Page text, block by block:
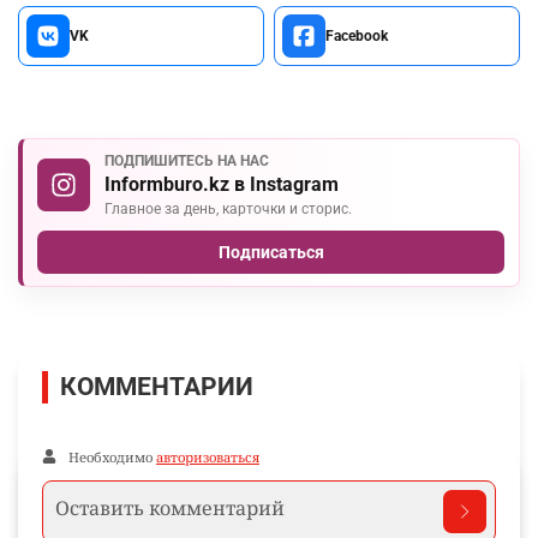
VK Facebook
ПОДПИШИТЕСЬ НА НАС
Informburo.kz в Instagram
Главное за день, карточки и сторис.
Подписаться
КОММЕНТАРИИ
Необходимо авторизоваться